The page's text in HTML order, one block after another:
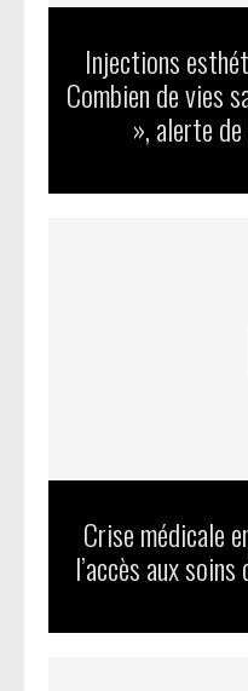
Injections
Combien de vies
», alerte
Crise médicale
l’accès aux